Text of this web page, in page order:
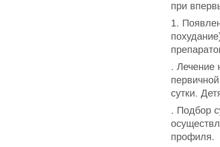
при
1.
. Лечение
сутки.
. Подбор
профиля.